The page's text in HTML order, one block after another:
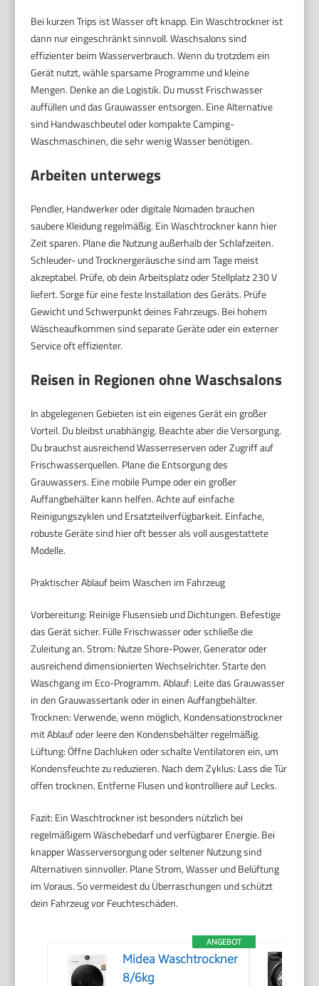
Bei kurzen Trips ist Wasser oft knapp. Ein Waschtrockner ist
dann nur eingeschränkt sinnvoll. Waschsalons sind
effizienter beim Wasserverbrauch. Wenn du trotzdem ein
Gerät nutzt, wähle sparsame Programme und kleine
Mengen. Denke an die Logistik. Du musst Frischwasser
auffüllen und das Grauwasser entsorgen. Eine Alternative
sind Handwaschbeutel oder kompakte Camping-
Waschmaschinen, die sehr wenig Wasser benötigen.
Arbeiten unterwegs
Pendler, Handwerker oder digitale Nomaden brauchen
saubere Kleidung regelmäßig. Ein Waschtrockner kann hier
Zeit sparen. Plane die Nutzung außerhalb der Schlafzeiten.
Schleuder- und Trocknergeräusche sind am Tage meist
akzeptabel. Prüfe, ob dein Arbeitsplatz oder Stellplatz 230 V
liefert. Sorge für eine feste Installation des Geräts. Prüfe
Gewicht und Schwerpunkt deines Fahrzeugs. Bei hohem
Wäscheaufkommen sind separate Geräte oder ein externer
Service oft effizienter.
Reisen in Regionen ohne Waschsalons
In abgelegenen Gebieten ist ein eigenes Gerät ein großer
Vorteil. Du bleibst unabhängig. Beachte aber die Versorgung.
Du brauchst ausreichend Wasserreserven oder Zugriff auf
Frischwasserquellen. Plane die Entsorgung des
Grauwassers. Eine mobile Pumpe oder ein großer
Auffangbehälter kann helfen. Achte auf einfache
Reinigungszyklen und Ersatzteilverfügbarkeit. Einfache,
robuste Geräte sind hier oft besser als voll ausgestattete
Modelle.
Praktischer Ablauf beim Waschen im Fahrzeug
Vorbereitung: Reinige Flusensieb und Dichtungen. Befestige
das Gerät sicher. Fülle Frischwasser oder schließe die
Zuleitung an. Strom: Nutze Shore-Power, Generator oder
ausreichend dimensionierten Wechselrichter. Starte den
Waschgang im Eco-Programm. Ablauf: Leite das Grauwasser
in den Grauwassertank oder in einen Auffangbehälter.
Trocknen: Verwende, wenn möglich, Kondensationstrockner
mit Ablauf oder leere den Kondensbehälter regelmäßig.
Lüftung: Öffne Dachluken oder schalte Ventilatoren ein, um
Kondensfeuchte zu reduzieren. Nach dem Zyklus: Lass die Tür
offen trocknen. Entferne Flusen und kontrolliere auf Lecks.
Fazit: Ein Waschtrockner ist besonders nützlich bei
regelmäßigem Wäschebedarf und verfügbarer Energie. Bei
knapper Wasserversorgung oder seltener Nutzung sind
Alternativen sinnvoller. Plane Strom, Wasser und Belüftung
im Voraus. So vermeidest du Überraschungen und schützt
dein Fahrzeug vor Feuchteschäden.
ANGEBOT
Midea Waschtrockner
8/6kg